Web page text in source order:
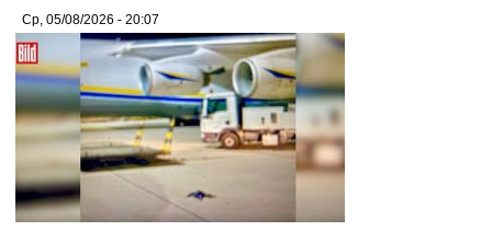
Ср, 05/08/2026 - 20:07